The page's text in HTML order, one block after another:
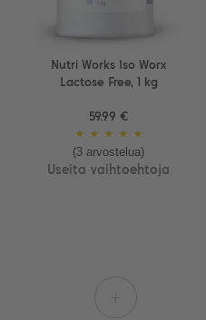
Nutri Works Iso Worx
Lactose Free, 1 kg
59.99 €
★ ★ ★ ★ ★
(3 arvostelua)
Useita vaihtoehtoja